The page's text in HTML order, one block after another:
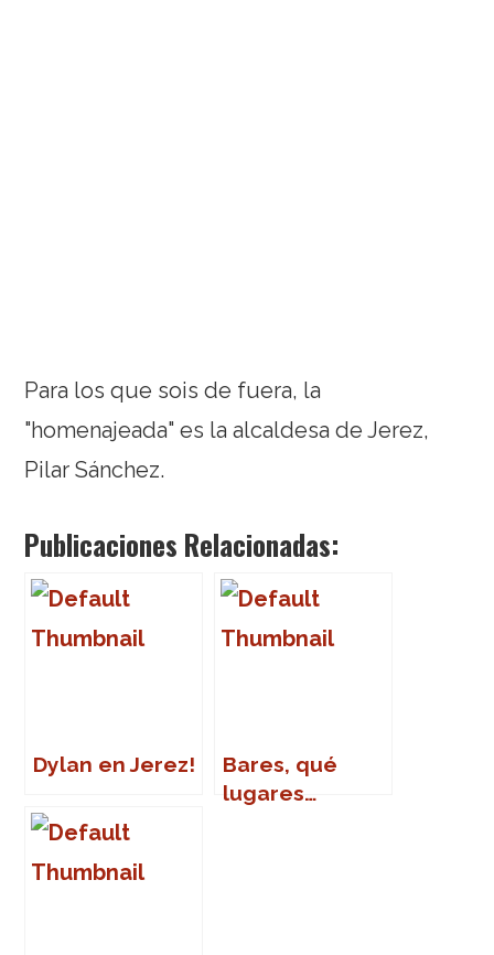
Para los que sois de fuera, la
"homenajeada" es la alcaldesa de Jerez,
Pilar Sánchez.
Publicaciones Relacionadas:
Dylan en Jerez!
Bares, qué
lugares…